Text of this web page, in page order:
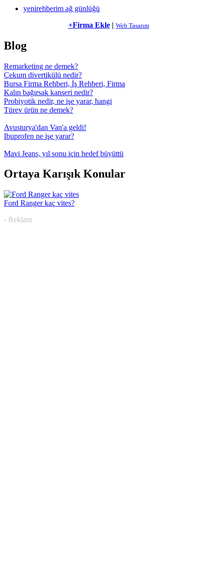
yenirehberim ağ günlüğü
+Firma Ekle | Web Tasarım
Blog
Remarketing ne demek?
Çekum divertikülü nedir?
Bursa Firma Rehberi, İş Rehberi, Firma
Kalın bağırsak kanseri nedir?
Probiyotik nedir, ne işe yarar, hangi
Türev ürün ne demek?
Avusturya'dan Van'a geldi!
Ibuprofen ne işe yarar?
Mavi Jeans, yıl sonu için hedef büyüttü
Ortaya Karışık Konular
Ford Ranger kaç vites?
- Reklam